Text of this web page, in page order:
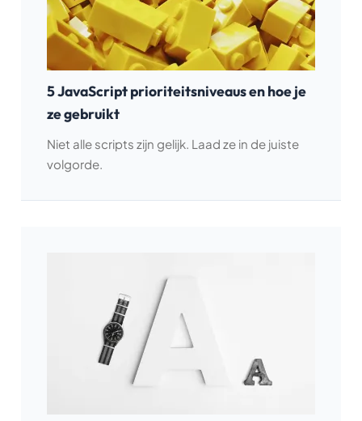
5 JavaScript prioriteitsniveaus en hoe je
ze gebruikt
Niet alle scripts zijn gelijk. Laad ze in de juiste
volgorde.